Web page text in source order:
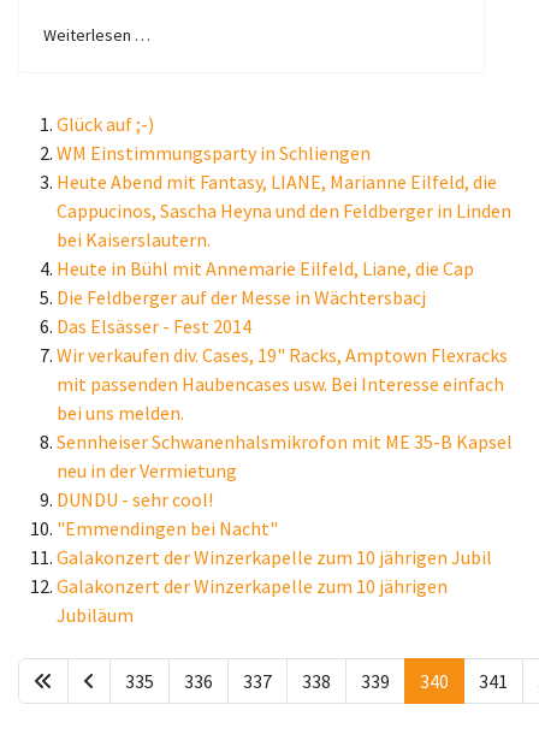
Weiterlesen …
Glück auf ;-)
WM Einstimmungsparty in Schliengen
Heute Abend mit Fantasy, LIANE, Marianne Eilfeld, die
Cappucinos, Sascha Heyna und den Feldberger in Linden
bei Kaiserslautern.
Heute in Bühl mit Annemarie Eilfeld, Liane, die Cap
Die Feldberger auf der Messe in Wächtersbacj
Das Elsässer - Fest 2014
Wir verkaufen div. Cases, 19" Racks, Amptown Flexracks
mit passenden Haubencases usw. Bei Interesse einfach
bei uns melden.
Sennheiser Schwanenhalsmikrofon mit ME 35-B Kapsel
neu in der Vermietung
DUNDU - sehr cool!
"Emmendingen bei Nacht"
Galakonzert der Winzerkapelle zum 10 jährigen Jubil
Galakonzert der Winzerkapelle zum 10 jährigen
Jubiläum
335 336 337 338 339 340 341